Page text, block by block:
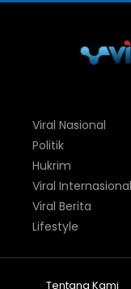
Viral Nasional
Politik
Hukrim
Viral Internasional
Viral Berita
Lifestyle
Tentang Kami